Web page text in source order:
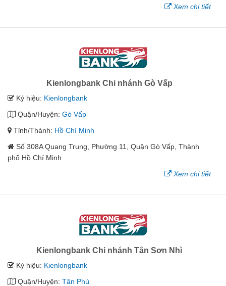
Xem chi tiết
Kienlongbank Chi nhánh Gò Vấp
Ký hiệu: Kienlongbank
Quận/Huyện: Gò Vấp
Tỉnh/Thành: Hồ Chí Minh
Số 308A Quang Trung, Phường 11, Quận Gò Vấp, Thành
phố Hồ Chí Minh
Xem chi tiết
Kienlongbank Chi nhánh Tân Sơn Nhì
Ký hiệu: Kienlongbank
Quận/Huyện: Tân Phú